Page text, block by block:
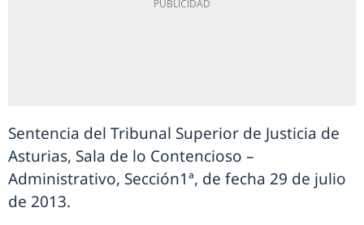
Sentencia del Tribunal Superior de Justicia de
Asturias, Sala de lo Contencioso –
Administrativo, Sección1ª, de fecha 29 de julio
de 2013.